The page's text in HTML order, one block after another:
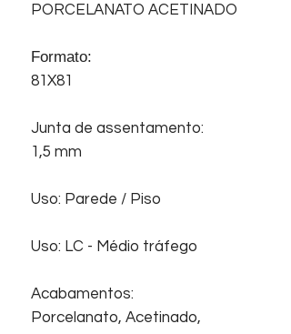
PORCELANATO ACETINADO
Formato:
81X81
Junta de assentamento:
1,5 mm
Uso: Parede / Piso
Uso: LC - Médio tráfego
Acabamentos:
Porcelanato, Acetinado,